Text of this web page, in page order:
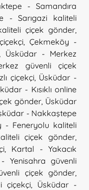
- Samandıra
- Sarıgazi kaliteli
çiçek gönder
, Çekmeköy -
Üsküdar - Merkez
güvenli çiçek
çiçekçi, Üsküdar -
- Kısıklı online
gönder, Üsküdar
- Nakkaştepe
- Feneryolu kaliteli
çiçek gönder
Kartal - Yakacık
Yenisahra güvenli
çiçek gönder
çiçekçi
Üsküdar -